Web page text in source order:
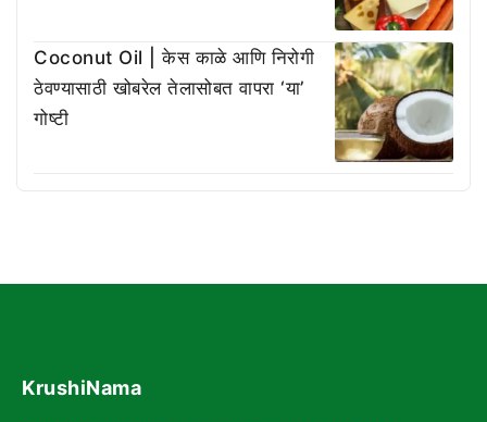
Coconut Oil | केस काळे आणि निरोगी
ठेवण्यासाठी खोबरेल तेलासोबत वापरा ‘या’
गोष्टी
KrushiNama